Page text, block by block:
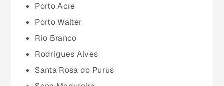
Paraíba (PB)
Porto Acre
Porto Walter
Rio Branco
Rodrigues Alves
Santa Rosa do Purus